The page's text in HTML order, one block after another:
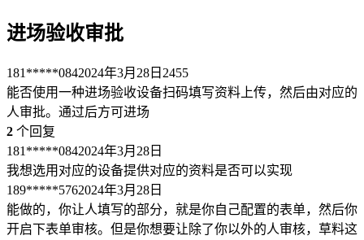
进场验收审批
181*****0842024年3月28日 2455
能否使用一种进场验收设备扫码填写资料上传，然后由对应的
人审批。通过后方可进场
2 个回复
181*****0842024年3月28日
我想选用对应的设备提供对应的资料是否可以实现
189*****5762024年3月28日
能做的，你让人填写的部分，就是你自己配置的表单，然后你
开启下表单审核。但是你想要让除了你以外的人审核，草料这